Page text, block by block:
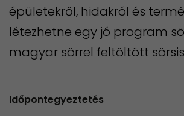
épületekről, hidakról és
létezhetne egy jó program
magyar sörrel feltöltött
Időpontegyeztetés